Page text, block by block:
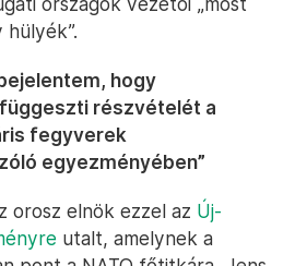
amelyek biztosították a
után. A
tekintetében
dominanciára
befolyási övezeteket tettek
pedig ultimátumot
felé. Azt mondják, ennek
folytatott akciókhoz, de a